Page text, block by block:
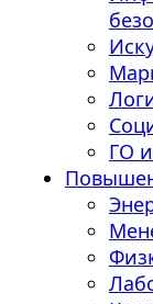
ГО